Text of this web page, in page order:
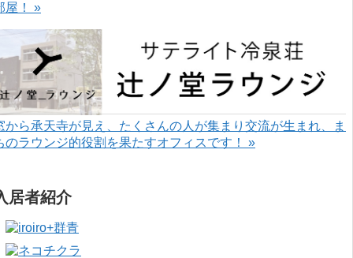
屋！ »
から承天寺が見え、たくさんの人が集まり交流が生まれ、ま
のラウンジ的役割を果たすオフィスです！ »
居者紹介